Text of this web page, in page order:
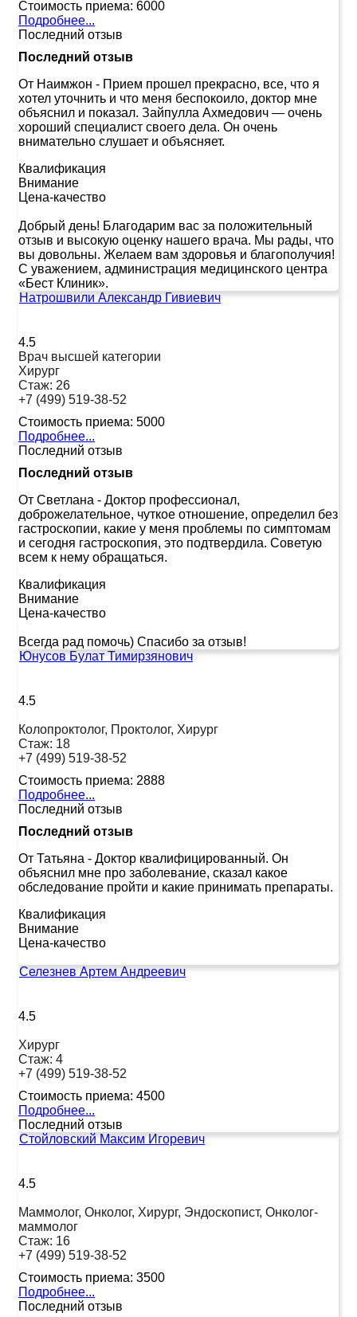
Стоимость приема: 6000
Подробнее...
Последний отзыв
Последний отзыв
От Наимжон - Прием прошел прекрасно, все, что я
хотел уточнить и что меня беспокоило, доктор мне
объяснил и показал. Зайпулла Ахмедович — очень
хороший специалист своего дела. Он очень
внимательно слушает и объясняет.
Квалификация
Внимание
Цена-качество
Добрый день! Благодарим вас за положительный
отзыв и высокую оценку нашего врача. Мы рады, что
вы довольны. Желаем вам здоровья и благополучия!
С уважением, администрация медицинского центра
«Бест Клиник».
Натрошвили Александр Гивиевич
4.5
Врач высшей категории
Хирург
Стаж: 26
+7 (499) 519-38-52
Стоимость приема: 5000
Подробнее...
Последний отзыв
Последний отзыв
От Светлана - Доктор профессионал,
доброжелательное, чуткое отношение, определил без
гастроскопии, какие у меня проблемы по симптомам
и сегодня гастроскопия, это подтвердила. Советую
всем к нему обращаться.
Квалификация
Внимание
Цена-качество
Всегда рад помочь) Спасибо за отзыв!
Юнусов Булат Тимирзянович
4.5
Колопроктолог, Проктолог, Хирург
Стаж: 18
+7 (499) 519-38-52
Стоимость приема: 2888
Подробнее...
Последний отзыв
Последний отзыв
От Татьяна - Доктор квалифицированный. Он
объяснил мне про заболевание, сказал какое
обследование пройти и какие принимать препараты.
Квалификация
Внимание
Цена-качество
Селезнев Артем Андреевич
4.5
Хирург
Стаж: 4
+7 (499) 519-38-52
Стоимость приема: 4500
Подробнее...
Последний отзыв
Стойловский Максим Игоревич
4.5
Маммолог, Онколог, Хирург, Эндоскопист, Онколог-
маммолог
Стаж: 16
+7 (499) 519-38-52
Стоимость приема: 3500
Подробнее...
Последний отзыв